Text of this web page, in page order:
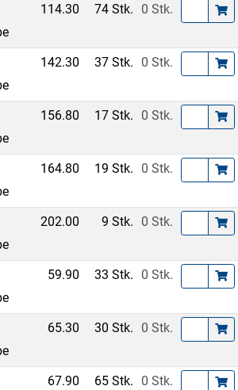
114.30 74 Stk. 0 Stk.
142.30 37 Stk. 0 Stk.
156.80 17 Stk. 0 Stk.
164.80 19 Stk. 0 Stk.
202.00 9 Stk. 0 Stk.
59.90 33 Stk. 0 Stk.
65.30 30 Stk. 0 Stk.
67.90 65 Stk. 0 Stk.